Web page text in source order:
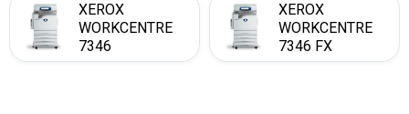
XEROX
WORKCENTRE
7346
XEROX
WORKCENTRE
7346 FX